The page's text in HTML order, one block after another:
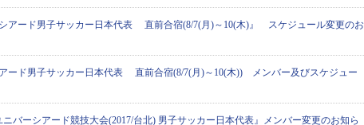
シアード男子サッカー日本代表 直前合宿(8/7(月)～10(木)』 スケジュール変更のお
ード男子サッカー日本代表 直前合宿(8/7(月)～10(木)) メンバー及びスケジュー
ニバーシアード競技大会(2017/台北) 男子サッカー日本代表』メンバー変更のお知ら